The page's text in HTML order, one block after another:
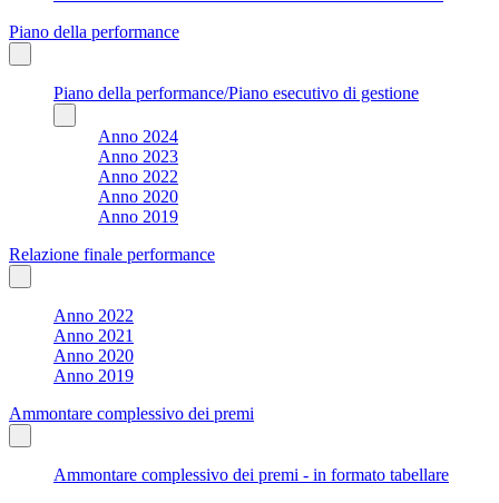
Piano della performance
Piano della performance/Piano esecutivo di gestione
Anno 2024
Anno 2023
Anno 2022
Anno 2020
Anno 2019
Relazione finale performance
Anno 2022
Anno 2021
Anno 2020
Anno 2019
Ammontare complessivo dei premi
Ammontare complessivo dei premi - in formato tabellare